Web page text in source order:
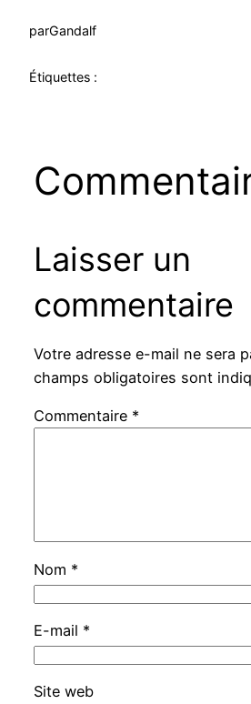
parGandalf
Étiquettes :
Laisser un
commentaire
Votre adresse e-mail ne sera
champs obligatoires sont
Commentaire *
Nom *
E-mail *
Site web